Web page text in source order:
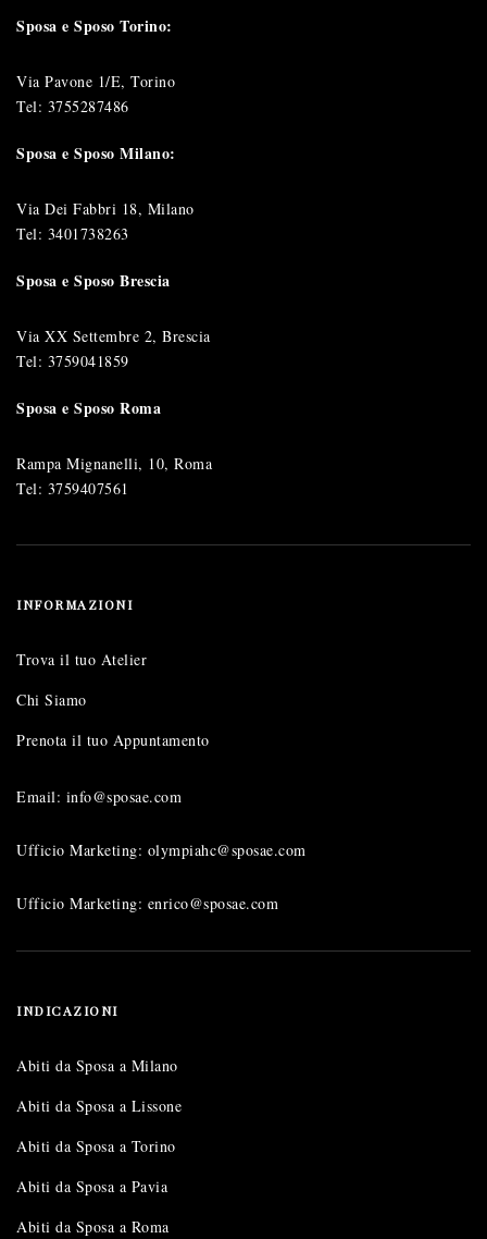
Sposa e Sposo Torino:
Via Pavone 1/E, Torino
Tel: 3755287486
Sposa e Sposo Milano:
Via Dei Fabbri 18, Milano
Tel: 3401738263
Sposa e Sposo Brescia
Via XX Settembre 2, Brescia
Tel: 3759041859
Sposa e Sposo Roma
Rampa Mignanelli, 10, Roma
Tel: 3759407561
INFORMAZIONI
Trova il tuo Atelier
Chi Siamo
Prenota il tuo Appuntamento
Email: info@sposae.com
Ufficio Marketing: olympiahc@sposae.com
Ufficio Marketing: enrico@sposae.com
INDICAZIONI
Abiti da Sposa a Milano
Abiti da Sposa a Lissone
Abiti da Sposa a Torino
Abiti da Sposa a Pavia
Abiti da Sposa a Roma